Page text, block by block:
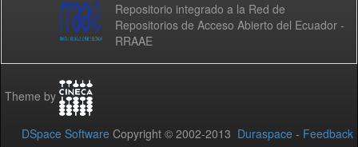
Repositorio integrado a la Red de
Repositorios de Acceso Abierto del Ecuador -
RRAAE
Theme by
DSpace Software Copyright © 2002-2013 Duraspace - Feedback